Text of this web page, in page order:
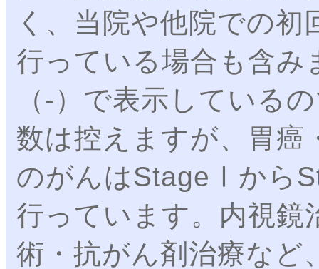
く、当院や他院での
行っている場合も含み
（‐）で表示している
数は控えますが、胃癌
のがんはStageⅠから
行っています。内視鏡
術・抗がん剤治療など